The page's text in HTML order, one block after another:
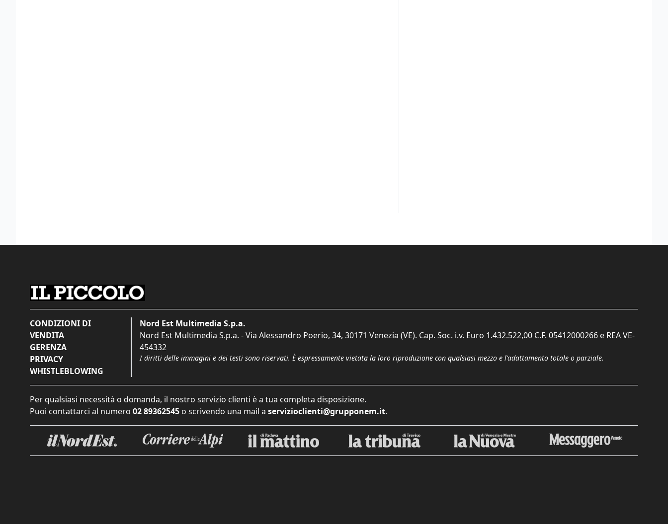
CONDIZIONI DI
VENDITA
GERENZA
PRIVACY
WHISTLEBLOWING
Nord Est Multimedia S.p.a.
Nord Est Multimedia S.p.a. - Via Alessandro Poerio, 34, 30171 Venezia (VE). Cap. Soc. i.v. Euro 1.432.522,00 C.F. 05412000266 e REA VE-
454332
I diritti delle immagini e dei testi sono riservati. È espressamente vietata la loro riproduzione con qualsiasi mezzo e l'adattamento totale o parziale.
Per qualsiasi necessità o domanda, il nostro servizio clienti è a tua completa disposizione.
Puoi contattarci al numero 02 89362545 o scrivendo una mail a servizioclienti@grupponem.it.